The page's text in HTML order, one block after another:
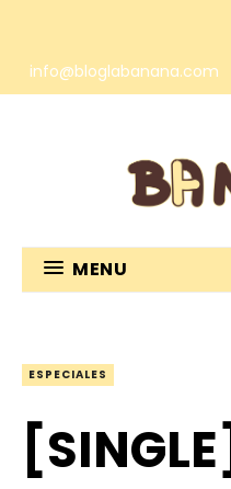
info@bloglabanana.com
MENU
ESPECIALES
[SINGLE]